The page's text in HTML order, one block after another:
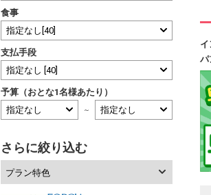
食事
支払手段
予算（おとな1名様あたり）
～
さらに絞り込む
プラン特色
パ